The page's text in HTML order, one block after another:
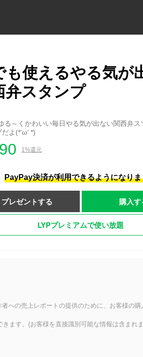
も使えるやる気が
弁スタンプ
る～くかわいい毎日やる気が出ない関西弁ス
よ(*‘ω‘ *)
1%還元
PayPay決済が利用できるようになりま
プレゼントする 購入す
LYPプレミアムで使い放題
への売上レポートの提供のために、お客様の購
ます。(お客様を直接識別可能な情報は含まれ